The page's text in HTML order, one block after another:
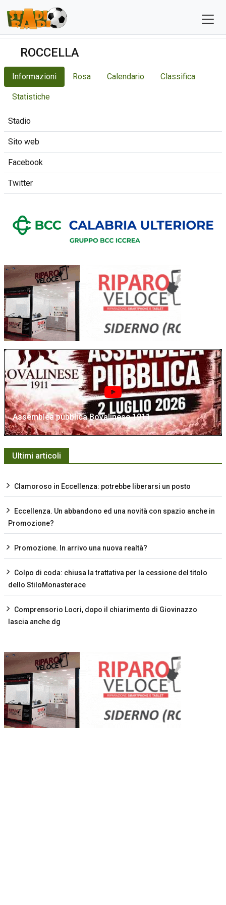
ROCCELLA
Informazioni Rosa Calendario Classifica
Statistiche
Stadio
Sito web
Facebook
Twitter
Assemblea pubblica Bovalinese 1911
Ultimi articoli
Clamoroso in Eccellenza: potrebbe liberarsi un posto
Eccellenza. Un abbandono ed una novità con spazio anche in
Promozione?
Promozione. In arrivo una nuova realtà?
Colpo di coda: chiusa la trattativa per la cessione del titolo
dello StiloMonasterace
Comprensorio Locri, dopo il chiarimento di Giovinazzo
lascia anche dg